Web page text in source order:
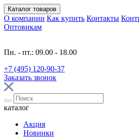
Каталог товаров
О компании Как купить Контакты
Оптовикам
Пн. - пт.: 09.00 - 18.00
+7 (495) 120-90-37
Заказать звонок
каталог
Акция
Новинки